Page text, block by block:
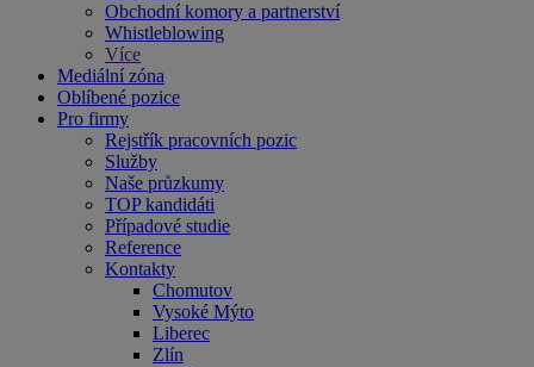
Obchodní komory a partnerství
Whistleblowing
Více
Mediální zóna
Oblíbené pozice
Pro firmy
Rejstřík pracovních pozic
Služby
Naše průzkumy
TOP kandidáti
Případové studie
Reference
Kontakty
Chomutov
Vysoké Mýto
Liberec
Zlín